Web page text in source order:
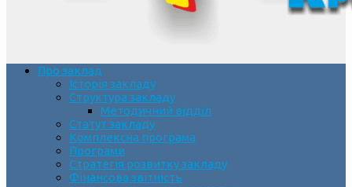
Про заклад
Історія закладу
Структура закладу
Методичний відділ
Статут закладу
Комплексна програма
Програми
Стратегія розвитку закладу
Фінансова звітність